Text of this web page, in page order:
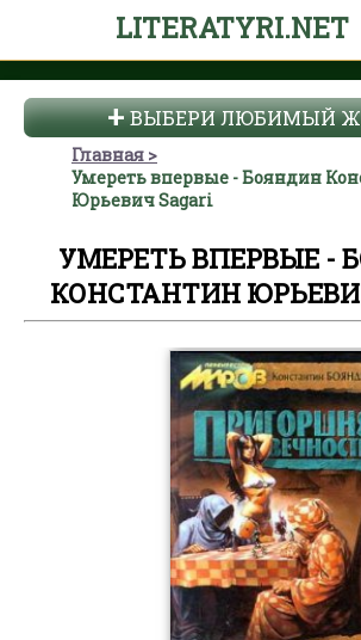
LITERATYRI.NET
ВЫБЕРИ ЛЮБИМЫЙ
Главная
Умереть впервые - Бояндин
Юрьевич Sagari
УМЕРЕТЬ ВПЕРВЫЕ -
КОНСТАНТИН